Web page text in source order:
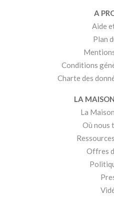
A
Aide
Plan
Conditions
Charte des
LA
La
Où nous
Offres